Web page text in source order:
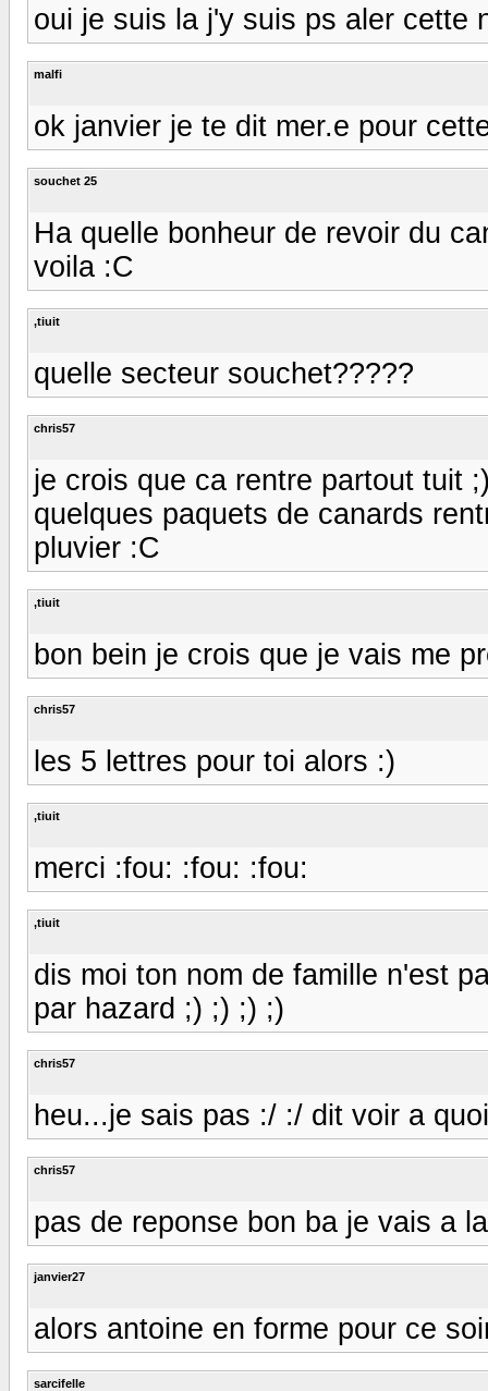
oui je suis la j'y suis ps aler cette
malfi
ok janvier je te dit mer.e pour
souchet 25
Ha quelle bonheur de revoir du
voila :C
,tiuit
quelle secteur souchet?????
chris57
je crois que ca rentre partout tuit
quelques paquets de canards
pluvier :C
,tiuit
bon bein je crois que je vais me
chris57
les 5 lettres pour toi alors :)
,tiuit
merci :fou: :fou: :fou:
,tiuit
dis moi ton nom de famille n'est
par hazard ;) ;) ;) ;)
chris57
heu...je sais pas :/ :/ dit voir a
chris57
pas de reponse bon ba je vais a
janvier27
alors antoine en forme pour ce
sarcifelle